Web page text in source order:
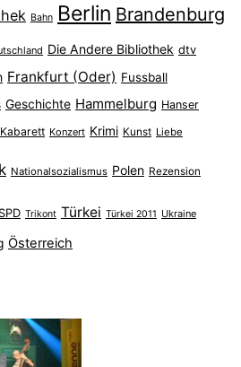
Bahn Berlin Brandenburg
Die Andere Bibliothek dtv
Frankfurt (Oder) Fussball
Geschichte Hammelburg Hanser
Kabarett Konzert Krimi Kunst Liebe
Nationalsozialismus Polen Rezension
SPD Trikont Türkei Türkei 2011 Ukraine
Österreich